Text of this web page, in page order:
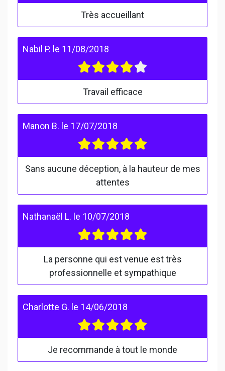
Très accueillant
Nabil P. le 11/08/2018
Travail efficace
Manon B. le 17/07/2018
Sans aucune déception, à la hauteur de mes
attentes
Nathanaël L. le 10/07/2018
La personne qui est venue est très
professionnelle et sympathique
Charlotte G. le 14/06/2018
Je recommande à tout le monde